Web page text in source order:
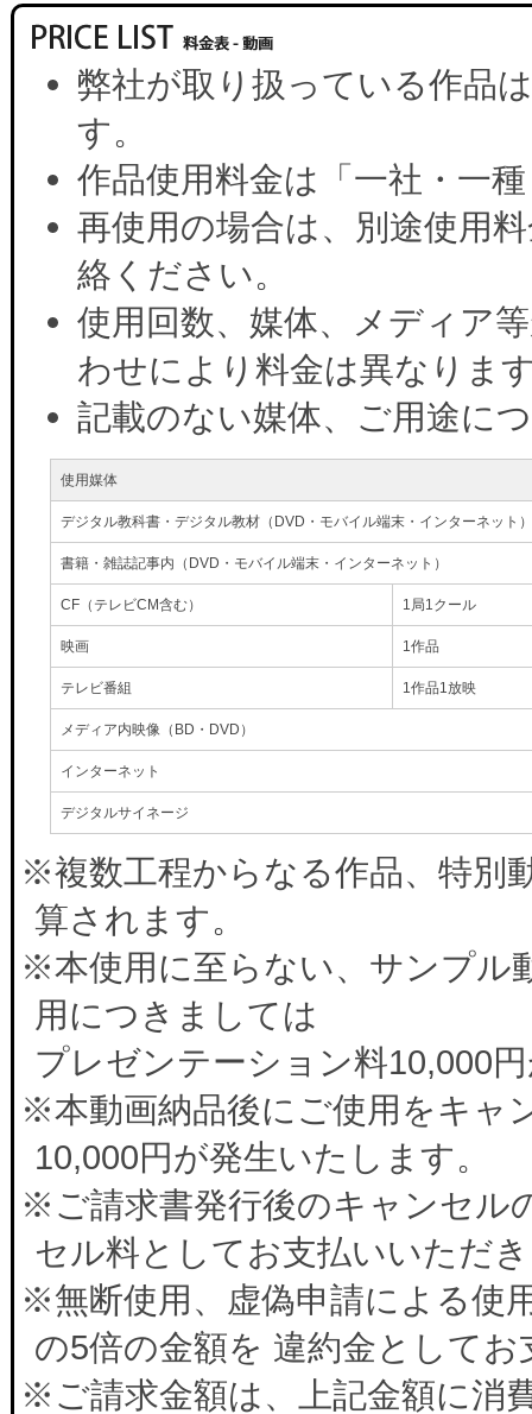
弊社が取り扱っている作品
す。
作品使用料金は「一社・一
再使用の場合は、別途使用
絡ください。
使用回数、媒体、メディア
わせにより料金は異なりま
記載のない媒体、ご用途に
使用媒体
デジタル教科書・デジタル教材（DVD・モバイル端末・インターネット）
書籍・雑誌記事内（DVD・モバイル端末・インターネット）
CF（テレビCM含む） 1局1クール
映画 1作品
テレビ番組 1作品1放映
メディア内映像（BD・DVD）
インターネット
デジタルサイネージ
※複数工程からなる作品、特別
算されます。
※本使用に至らない、サンプル
用につきましては
プレゼンテーション料10,000
※本動画納品後にご使用をキャ
10,000円が発生いたします。
※ご請求書発行後のキャンセル
セル料としてお支払いいただ
※無断使用、虚偽申請による使
の5倍の金額を 違約金として
※ご請求金額は、上記金額に消